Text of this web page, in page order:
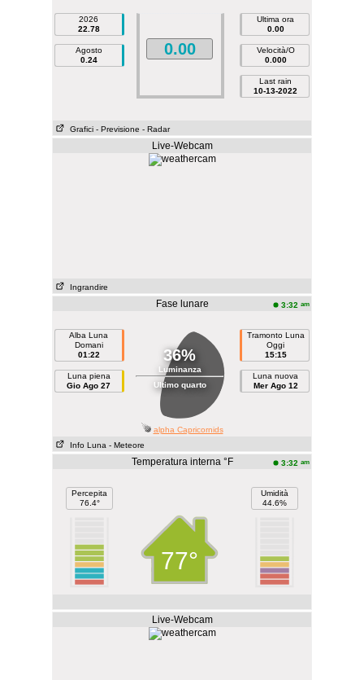
2026
22.78
Agosto
0.24
0.00
Ultima ora
0.00
Velocità/O
0.000
Last rain
10-13-2022
Grafici - Previsione - Radar
Live-Webcam
Ingrandire
Fase lunare 3:32 am
Alba Luna
Domani
01:22
Luna piena
Gio Ago 27
36%
Luminanza
Ultimo quarto
Tramonto Luna
Oggi
15:15
Luna nuova
Mer Ago 12
alpha Capricornids
Info Luna - Meteore
Temperatura interna °F 3:32 am
Percepita
76.4°
77°
Umidità
44.6%
Live-Webcam